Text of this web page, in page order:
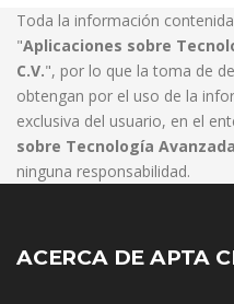
Toda la información
"Aplicaciones sobre
C.V.", por lo que la toma de
obtengan por el uso de la
exclusiva del usuario, en el
sobre Tecnología
ninguna responsabilidad.
ACERCA DE APTA